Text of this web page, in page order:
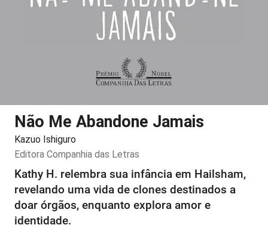
Não Me Abandone Jamais
Kazuo Ishiguro
Editora Companhia das Letras
Kathy H. relembra sua infância em Hailsham,
revelando uma vida de clones destinados a
doar órgãos, enquanto explora amor e
identidade.